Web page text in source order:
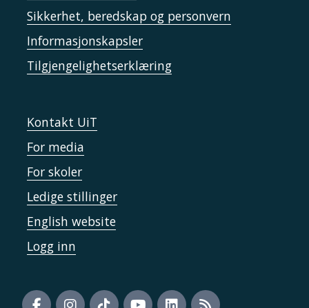
Sikkerhet, beredskap og personvern
Informasjonskapsler
Tilgjengelighetserklæring
Kontakt UiT
For media
For skoler
Ledige stillinger
English website
Logg inn